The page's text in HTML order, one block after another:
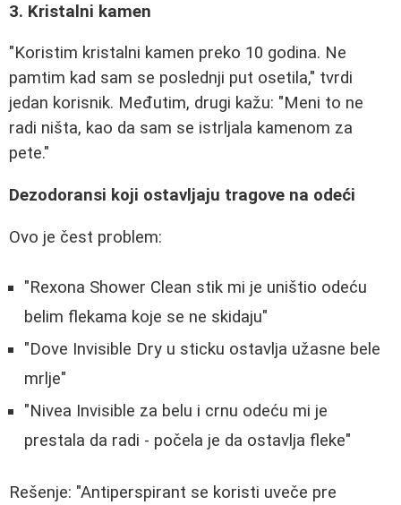
3. Kristalni kamen
"Koristim kristalni kamen preko 10 godina. Ne
pamtim kad sam se poslednji put osetila," tvrdi
jedan korisnik. Međutim, drugi kažu: "Meni to ne
radi ništa, kao da sam se istrljala kamenom za
pete."
Dezodoransi koji ostavljaju tragove na odeći
Ovo je čest problem:
"Rexona Shower Clean stik mi je uništio odeću
belim flekama koje se ne skidaju"
"Dove Invisible Dry u sticku ostavlja užasne bele
mrlje"
"Nivea Invisible za belu i crnu odeću mi je
prestala da radi - počela je da ostavlja fleke"
Rešenje: "Antiperspirant se koristi uveče pre